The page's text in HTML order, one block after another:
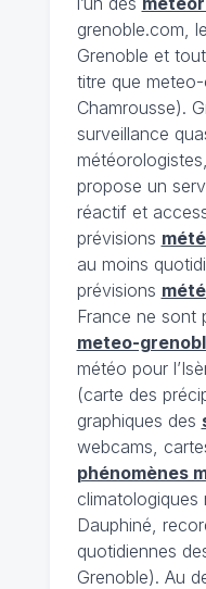
grenoble.com,
Grenoble et
titre que
Chamrousse).
surveillance
météorologistes,
propose un
réactif et
prévisions
au moins
prévisions
France ne sont
meteo-
météo pour
(carte des
graphiques des
webcams,
phénomènes
climatologiques
Dauphiné,
quotidiennes
Grenoble). Au